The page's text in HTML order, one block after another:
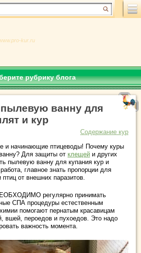
kur.ru
рубрику блога
пылевую ванну для
и кур
Содержание кур
и начинающие птицеводы! Почему куры
Для защиты от клещей и других
пылевую ванну для купания кур и
главное знать пропорции для
от внешних паразитов.
регулярно принимать
СПА процедуры естественным
помогают пернатым красавицам
вшей, пероедов и пухоедов. Это надо
важность момента.